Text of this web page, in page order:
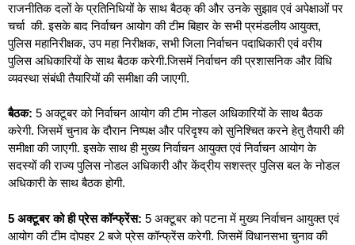
राजनीतिक दलों के प्रतिनिधियों के साथ बैठक् की और उनके सुझाव एवं अपेक्षाओं पर
चर्चा की. इसके बाद निर्वाचन आयोग की टीम बिहार के सभी प्रमंडलीय आयुक्त,
पुलिस महानिरीक्षक, उप महा निरीक्षक, सभी जिला निर्वाचन पदाधिकारी एवं वरीय
पुलिस अधिकारियों के साथ बैठक करेगी.जिसमें निर्वाचन की प्रशासनिक और विधि
व्यवस्था संबंधी तैयारियों की समीक्षा की जाएगी.
बैठक: 5 अक्टूबर को निर्वाचन आयोग की टीम नोडल अधिकारियों के साथ बैठक
करेगी. जिसमें चुनाव के दौरान निष्पक्ष और परिदृश्य को सुनिश्चित करने हेतु तैयारी की
समीक्षा की जाएगी. इसके साथ ही मुख्य निर्वाचन आयुक्त एवं निर्वाचन आयोग के
सदस्यों की राज्य पुलिस नोडल अधिकारी और केंद्रीय सशस्त्र पुलिस बल के नोडल
अधिकारी के साथ बैठक होगी.
5 अक्टूबर को ही प्रेस कॉन्फ्रेंस: 5 अक्टूबर को पटना में मुख्य निर्वाचन आयुक्त एवं
आयोग की टीम दोपहर 2 बजे प्रेस कॉन्फ्रेंस करेगी. जिसमें विधानसभा चुनाव की